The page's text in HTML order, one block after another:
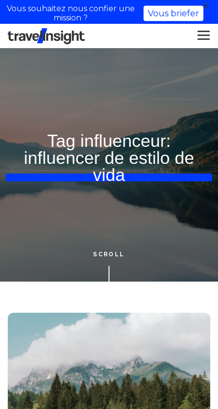
Tag influenceur:
influencer de estilo de
vida
SCROLL
Vous souhaitez nous confier une
mission ?
Vous briefer
X